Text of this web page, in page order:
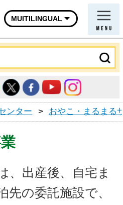
MUITILINGUAL
ンター > おやこ・まるまる
、出産後、自宅ま
先の委託施設で、